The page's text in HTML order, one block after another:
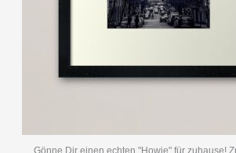
Gönne Dir einen echten "Howie" für zuhause!